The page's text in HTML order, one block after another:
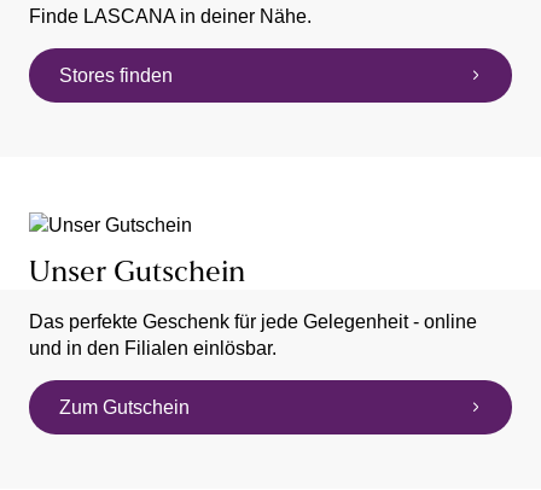
Finde LASCANA in deiner Nähe.
Stores finden
Unser Gutschein
Das perfekte Geschenk für jede Gelegenheit - online
und in den Filialen einlösbar.
Zum Gutschein